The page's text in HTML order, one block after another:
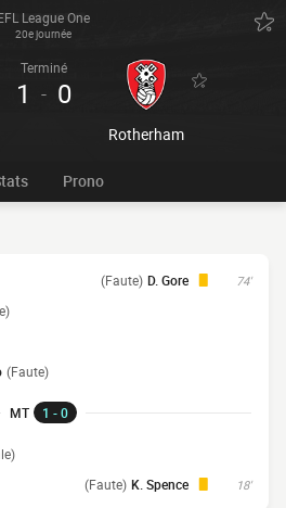
League One
20e journée
Terminé
1 - 0
Rotherham
Prono
74'
D. Gore
(Faute)
(Faute)
MT 1 - 0
18'
K. Spence
(Faute)